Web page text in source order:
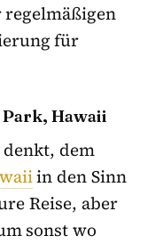
regelmäßigen
für
Hawaii
dem
in den Sinn
Reise, aber
sonst wo